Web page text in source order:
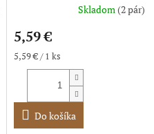
Skladom(2 pár)
5,59 €
Jednotková
cena:
5,59 € / 1 ks
Do košíka